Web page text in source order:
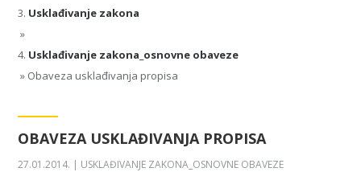
Usklađivanje zakona
»
Usklađivanje zakona_osnovne obaveze
» Obaveza usklađivanja propisa
OBAVEZA USKLAĐIVANJA PROPISA
27.01.2014. | USKLAĐIVANJE ZAKONA_OSNOVNE OBAVEZE